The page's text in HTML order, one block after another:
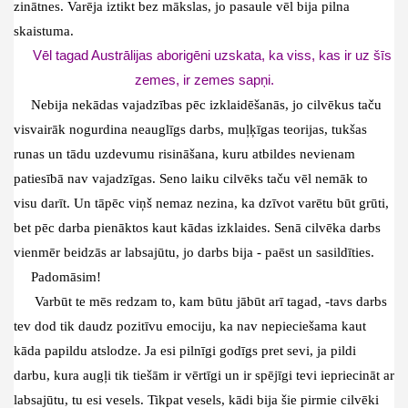
zinātnes. Varēja iztikt bez mākslas, jo pasaule vēl bija pilna
skaistuma.
Vēl tagad Austrālijas aborigēni uzskata, ka viss, kas ir uz šīs
zemes, ir zemes sapņi.
Nebija nekādas vajadzības pēc izklaidēšanās, jo cilvēkus taču
visvairāk nogurdina neauglīgs darbs, muļķīgas teorijas, tukšas
runas un tādu uzdevumu risināšana, kuru atbildes nevienam
patiesībā nav vajadzīgas. Seno laiku cilvēks taču vēl nemāk to
visu darīt. Un tāpēc viņš nemaz nezina, ka dzīvot varētu būt grūti,
bet pēc darba pienāktos kaut kādas izklaides. Senā cilvēka darbs
vienmēr beidzās ar labsajūtu, jo darbs bija - paēst un sasildīties.
Padomāsim!
Varbūt te mēs redzam to, kam būtu jābūt arī tagad, -tavs darbs
tev dod tik daudz pozitīvu emociju, ka nav nepieciešama kaut
kāda papildu atslodze. Ja esi pilnīgi godīgs pret sevi, ja pildi
darbu, kura augļi tik tiešām ir vērtīgi un ir spējīgi tevi iepriecināt ar
labsajūtu, tu esi vesels. Tikpat vesels, kādi bija šie pirmie cilvēki